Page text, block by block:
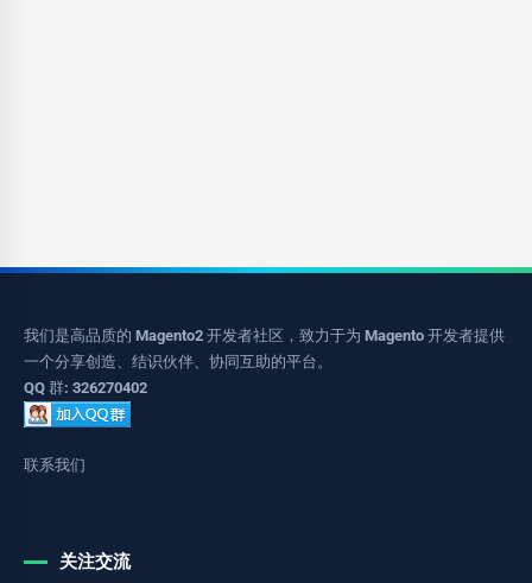
我们是高品质的 Magento2 开发者社区，致力于为 Magento 开发者提供
一个分享创造、结识伙伴、协同互助的平台。
QQ 群: 326270402
联系我们
关注交流